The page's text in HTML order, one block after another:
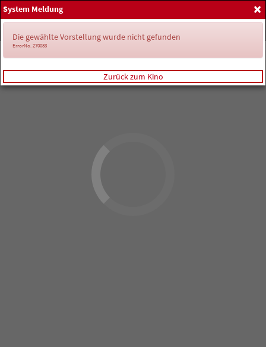
Home
Anmelden
×
System Meldung
Die gewählte Vorstellung wurde nicht gefunden
ErrorNo. 270083
Zurück zum Kino